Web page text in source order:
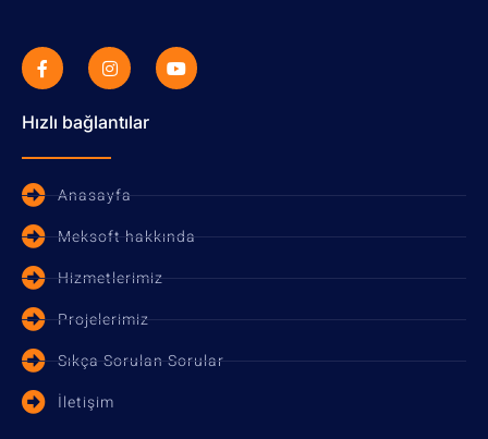
Hızlı bağlantılar
Anasayfa
Meksoft hakkında
Hizmetlerimiz
Projelerimiz
Sıkça Sorulan Sorular
İletişim